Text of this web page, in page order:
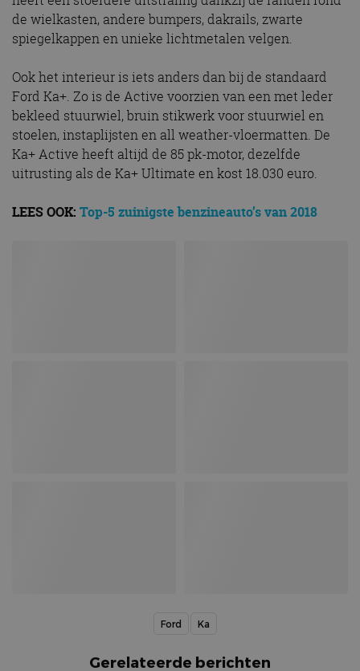
de wielkasten, andere bumpers, dakrails, zwarte
spiegelkappen en unieke lichtmetalen velgen.
Ook het interieur is iets anders dan bij de standaard
Ford Ka+. Zo is de Active voorzien van een met leder
bekleed stuurwiel, bruin stikwerk voor stuurwiel en
stoelen, instaplijsten en all weather-vloermatten. De
Ka+ Active heeft altijd de 85 pk-motor, dezelfde
uitrusting als de Ka+ Ultimate en kost 18.030 euro.
LEES OOK: Top-5 zuinigste benzineauto’s van 2018
Ford Ka
Gerelateerde berichten